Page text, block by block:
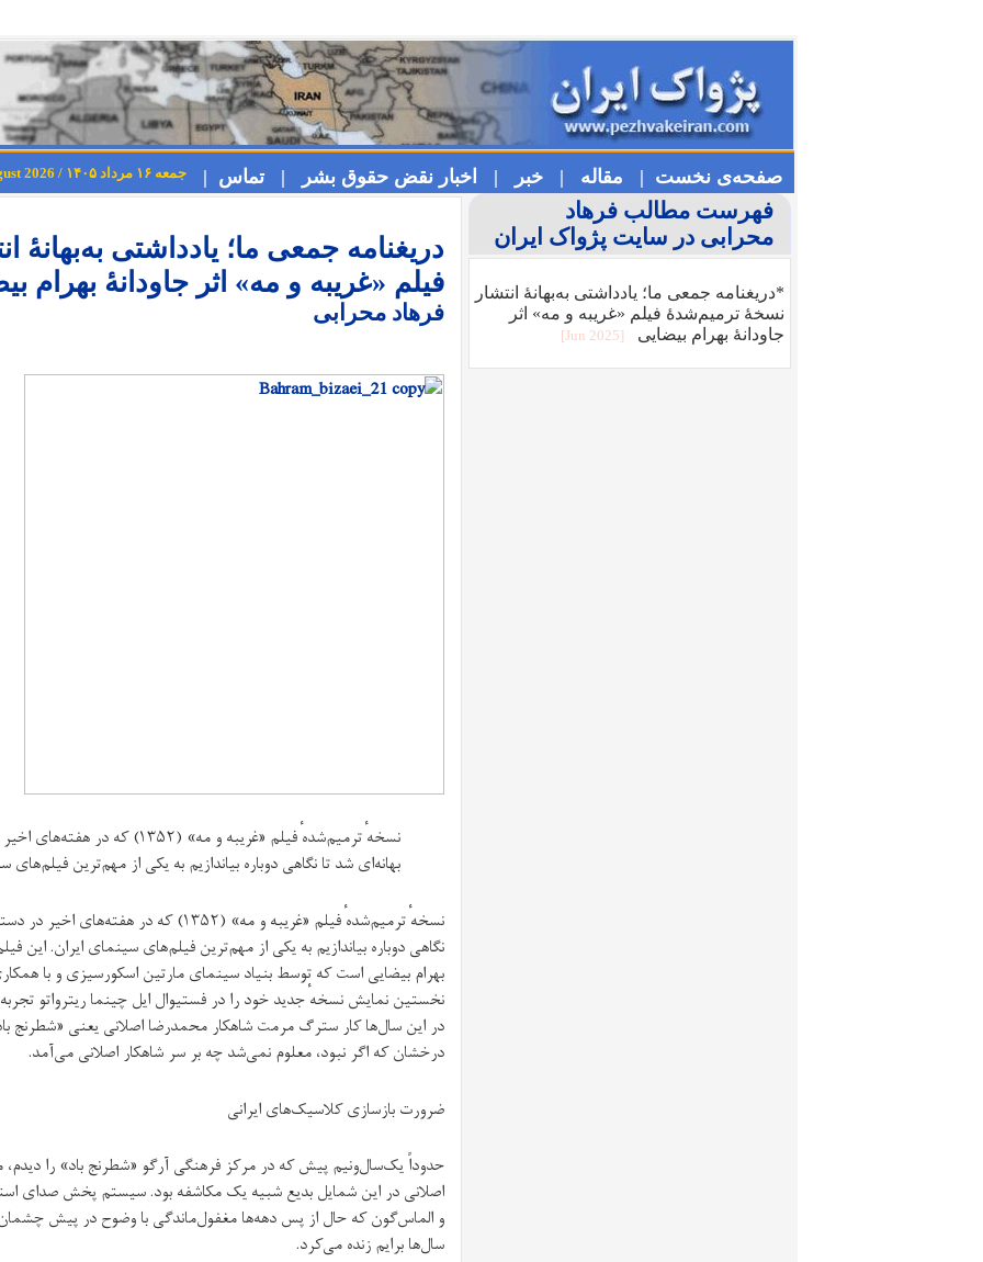
صفحه‌ی نخست | مقاله | خبر | اخبار نقض حقوق بشر | تماس | جمعه ۱۶ مرداد ۱۴۰۵ / Friday 7th August 2026
دریغنامه جمعی ما؛ یادداشتی
فیلم «غریبه و مه» اثر جاودانه‏ٔ بهرام
فرهاد محرابی
نسخه‌ٔ ترمیم‌شده‌ٔ فیلم «غریبه‌ و مه»
بهانه‌ای شد تا نگاهی دوباره بیاندازیم به یکی از مهم‌ترین فیلم‌های
نسخه‌ٔ ترمیم‌شده‌ٔ فیلم «غریبه‌ و مه» (۱۳۵۲)
بهرام بیضایی است که توسط بنیاد سینمای مارتین اسکورسیزی و با
نخستین نمایش نسخه‌ٔ جدید خود را در فستیوال ایل‌ چینما ریترواتو
درخشان که اگر نبود، معلوم نمی‌شد چه بر سر شاهکار اصلانی می‌آمد. ‌
ضرورت بازسازی کلاسیک‌های ایرانی
حدوداً یک‌سال‌ونیم پیش که در مرکز فرهنگی آرگو «شطرنج باد» را دیدم،
اصلانی در این شمایل بدیع شبیه یک مکاشفه بود. سیستم پخش صدای
و الماس‌گون که حال از پس دهه‌ها مغفول‌ماندگی با وضوح در پیش چشمان
سال‌ها برایم زنده می‌کرد.
فهرست مطالب فرهاد
محرابی در سایت پژواک ایران
*دریغنامه جمعی ما؛ یادداشتی به‏‌بهانه‏ٔ انتشار
نسخهٔ ترمیم‌‏شده‏ٔ فیلم «غریبه و مه» اثر
جاودانه‏ٔ بهرام بیضایی
[2025 Jun]